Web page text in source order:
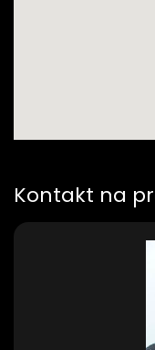
Kontakt na